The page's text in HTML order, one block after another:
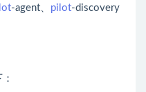
-agent、 pilot-discovery